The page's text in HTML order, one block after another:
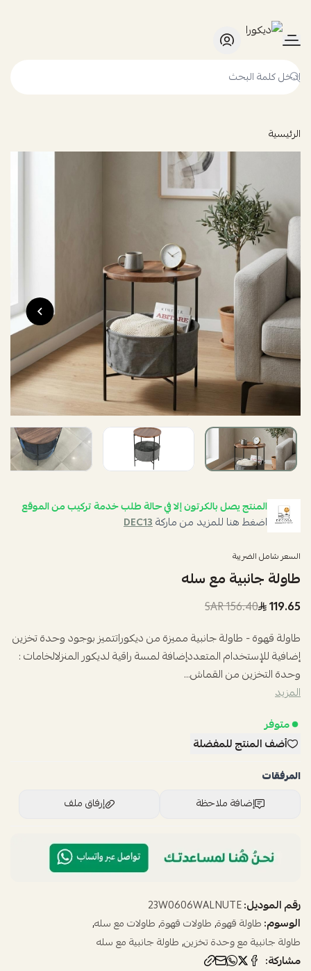
ديكورا
الرئيسية
المنتج يصل بالكرتون إلا في حالة طلب خدمة تركيب من الموقع
اضغط هنا للمزيد من ماركةDEC13
السعر شامل الضريبة
طاولة جانبية مع سله
119.65
156.40 SAR
طاولة قهوة - طاولة جانبية مميزة من ديكوراتتميز بوجود وحدة تخزين
إضافية للإستخدام المتعددإضافة لمسة راقية لديكور المنزلالخامات :
وحدة التخزين من القماش...
المزيد
متوفر
أضف المنتج للمفضلة
المرفقات
إضافة ملاحظة
إرفاق ملف
اسحب و افلت الملف هنا
رقم الموديل:23W0606WALNUTE
الوسوم:طاولة قهوة,طاولات قهوة,طاولات مع سله,
طاولة جانبية مع وحدة تخزين,طاولة جانبية مع سله
مشاركة: